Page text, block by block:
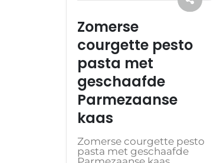
Zomerse
courgette pesto
pasta met
geschaafde
Parmezaanse
kaas
Zomerse courgette pesto
pasta met geschaafde